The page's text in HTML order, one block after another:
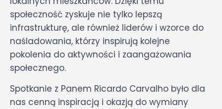
społeczność zyskuje nie tylko lepszą
infrastrukturę, ale również liderów i wzorce do
naśladowania, którzy inspirują kolejne
pokolenia do aktywności i zaangażowania
społecznego.
Spotkanie z Panem Ricardo Carvalho było dla
nas cenną inspiracją i okazją do wymiany